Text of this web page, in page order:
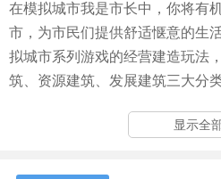
在模拟城市我是市长中，你将有
市，为市民们提供舒适惬意的生
拟城市系列游戏的经营建造玩法
筑、资源建筑、发展建筑三大分
法，让玩家体验到无尽的乐趣与挑
显示全